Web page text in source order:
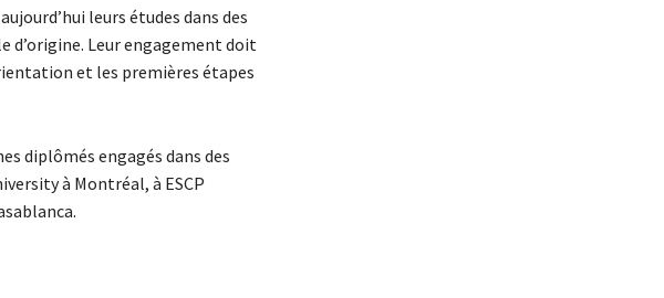
leurs études dans des
d’origine. Leur engagement doit
et les premières étapes
diplômés engagés dans des
à Montréal, à ESCP